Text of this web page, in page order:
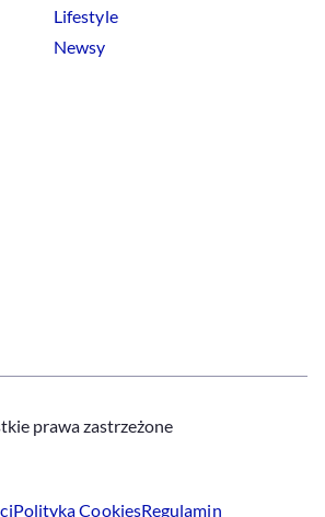
Lifestyle
Newsy
prawa zastrzeżone
PolitykaCookiesRegulamin